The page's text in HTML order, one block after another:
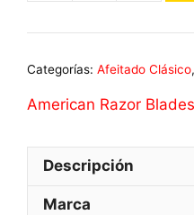
Categorías: Afeitado Clásico,
American Razor Blades
Descripción
Marca